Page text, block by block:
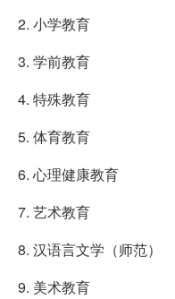
2. 小学教育
3. 学前教育
4. 特殊教育
5. 体育教育
6. 心理健康教育
7. 艺术教育
8. 汉语言文学（师范）
9. 美术教育